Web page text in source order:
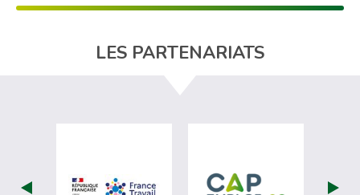
LES PARTENARIATS
visiter les site de France Travailvisiter les